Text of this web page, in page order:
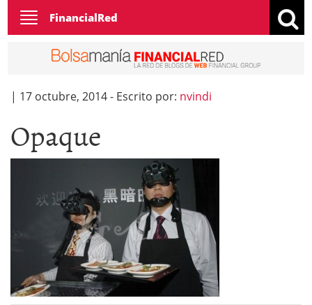
Toggle
navigation
FinancialRed
| 17 octubre, 2014- Escrito por: nvindi
Opaque